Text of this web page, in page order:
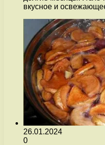
вкусное и
26.01.2024
0